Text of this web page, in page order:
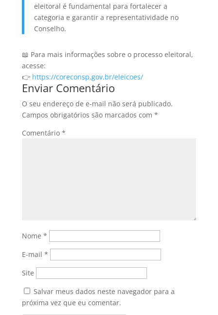
eleitoral é fundamental para fortalecer a
categoria e garantir a representatividade no
Conselho.
📖 Para mais informações sobre o processo eleitoral,
acesse:
👉 https://coreconsp.gov.br/eleicoes/
Enviar Comentário
O seu endereço de e-mail não será publicado.
Campos obrigatórios são marcados com *
Comentário *
Nome *
E-mail *
Site
Salvar meus dados neste navegador para a
próxima vez que eu comentar.